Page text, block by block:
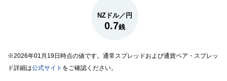
NZドル／円
0.7銭
※2026年01月19日時点の値です。通常スプレッドおよび通貨ペア・スプレッ
ド詳細は公式サイト をご確認ください。